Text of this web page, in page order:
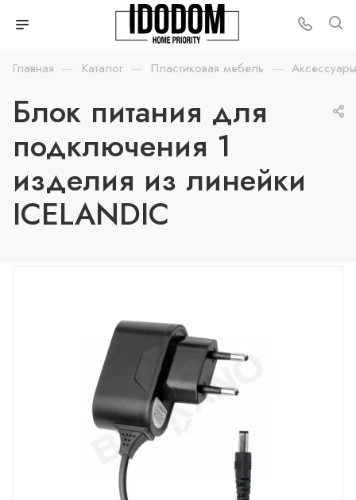
Главная — Каталог — Пластиковая мебель —
Блок питания для
подключения 1
изделия из линейки
ICELANDIC